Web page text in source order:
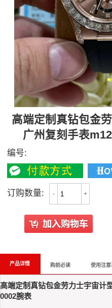
高端定制真钻包金
广州复刻手表
编号:
订购数量: - +
产品详情 购前必读 使用注意
高端定制真钻包金劳力士宇宙计
0002腕表